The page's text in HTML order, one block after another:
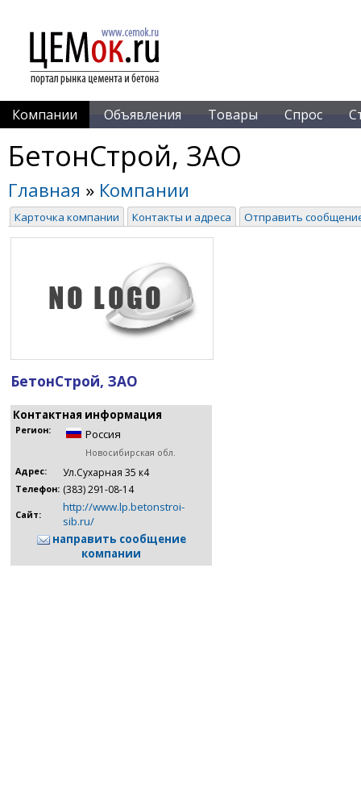
Компании Объявления Товары Спрос
БетонСтрой, ЗАО
Главная » Компании
Карточка компании Контакты и адреса Отправить
БетонСтрой, ЗАО
Контактная информация
Регион: Россия
Новосибирская обл.
Адрес:
Ул.Сухарная 35 к4
Телефон: (383) 291-08-14
Сайт:
http://www.lp.betonstroi-
sib.ru/
направить сообщение
компании